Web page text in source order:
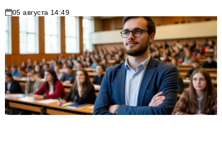
05 августа 14:49